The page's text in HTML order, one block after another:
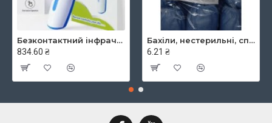
Безконтактний інфрачервоний термометр JXB-182, ТМ Berrcom
834.60 ₴
Бахіли, нестерильні, спанбонд, щільність - 30г/м2, середні, блакитні, ТМ Славна
6.21 ₴